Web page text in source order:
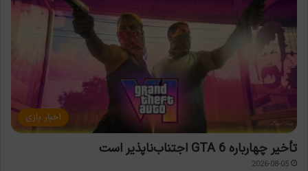
اخبار بازی
تأخیر چهارباره GTA 6 اجتناب‌ناپذیر است
2026-08-05